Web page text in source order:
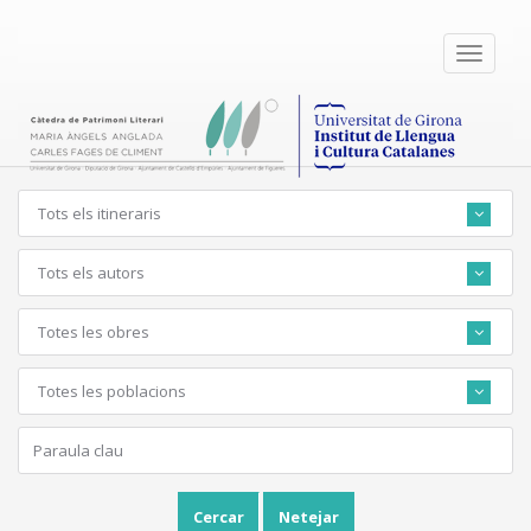
Toggle
Tots els itineraris
Tots els autors
Totes les obres
Totes les poblacions
Cercar Netejar